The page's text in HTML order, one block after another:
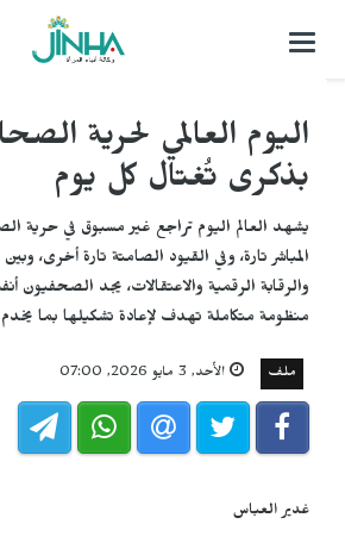
التحكم
اليوم العالمي لحرية
بذكرى تُغتال كل يوم
يشهد العالم اليوم تراجع غير مسبوق في حرية
المباشر تارة، وفي القيود الصامتة تارة أخرى،
والرقابة الرقمية والاعتقالات، يجد الصحفيون
منظومة متكاملة تهدف لإعادة تشكيلها بما
ملف الأحد, 3 مايو 2026, 07:00
غدير العباس